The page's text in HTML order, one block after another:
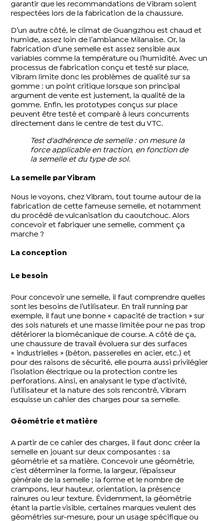
garantir que les recommandations de Vibram soient
respectées lors de la fabrication de la chaussure.
D’un autre côté, le climat de Guangzhou est chaud et
humide, assez loin de l’ambiance Milanaise. Or, la
fabrication d’une semelle est assez sensible aux
variables comme la température ou l’humidité. Avec un
processus de fabrication conçu et testé sur place,
Vibram limite donc les problèmes de qualité sur sa
gomme : un point critique lorsque son principal
argument de vente est justement, la qualité de la
gomme. Enfin, les prototypes conçus sur place
peuvent être testé et comparé à leurs concurrents
directement dans le centre de test du VTC.
Test d'adhérence de semelle : on mesure la
force applicable en traction, en fonction de
la semelle et du type de sol.
La semelle par Vibram
Nous le voyons, chez Vibram, tout tourne autour de la
fabrication de cette fameuse semelle, et notamment
du procédé de vulcanisation du caoutchouc. Alors
concevoir et fabriquer une semelle, comment ça
marche ?
La conception
Le besoin
Pour concevoir une semelle, il faut comprendre quelles
sont les besoins de l’utilisateur. En trail running par
exemple, il faut une bonne « capacité de traction » sur
des sols naturels et une masse limitée pour ne pas trop
détériorer la biomécanique de course. A côté de ça,
une chaussure de travail évoluera sur des surfaces
« industrielles » (béton, passerelles en acier, etc.) et
pour des raisons de sécurité, elle pourra aussi privilégier
l’isolation électrique ou la protection contre les
perforations. Ainsi, en analysant le type d’activité,
l’utilisateur et la nature des sols rencontré, Vibram
esquisse un cahier des charges pour sa semelle.
Géométrie et matière
A partir de ce cahier des charges, il faut donc créer la
semelle en jouant sur deux composantes : sa
géométrie et sa matière. Concevoir une géométrie,
c’est déterminer la forme, la largeur, l’épaisseur
générale de la semelle ; la forme et le nombre de
crampons, leur hauteur, orientation, la présence
rainures ou leur texture. Évidemment, la géométrie
étant la partie visible, certaines marques veulent des
géométries sur-mesure, pour un usage spécifique ou